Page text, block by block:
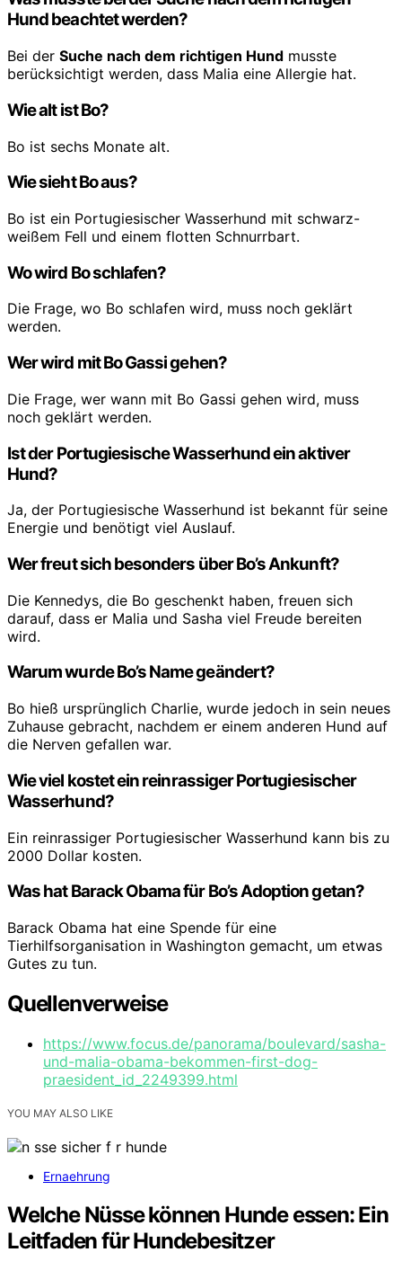
Hund beachtet werden?
Bei der Suche nach dem richtigen Hund musste
berücksichtigt werden, dass Malia eine Allergie hat.
Wie alt ist Bo?
Bo ist sechs Monate alt.
Wie sieht Bo aus?
Bo ist ein Portugiesischer Wasserhund mit schwarz-
weißem Fell und einem flotten Schnurrbart.
Wo wird Bo schlafen?
Die Frage, wo Bo schlafen wird, muss noch geklärt
werden.
Wer wird mit Bo Gassi gehen?
Die Frage, wer wann mit Bo Gassi gehen wird, muss
noch geklärt werden.
Ist der Portugiesische Wasserhund ein aktiver
Hund?
Ja, der Portugiesische Wasserhund ist bekannt für seine
Energie und benötigt viel Auslauf.
Wer freut sich besonders über Bo’s Ankunft?
Die Kennedys, die Bo geschenkt haben, freuen sich
darauf, dass er Malia und Sasha viel Freude bereiten
wird.
Warum wurde Bo’s Name geändert?
Bo hieß ursprünglich Charlie, wurde jedoch in sein neues
Zuhause gebracht, nachdem er einem anderen Hund auf
die Nerven gefallen war.
Wie viel kostet ein reinrassiger Portugiesischer
Wasserhund?
Ein reinrassiger Portugiesischer Wasserhund kann bis zu
2000 Dollar kosten.
Was hat Barack Obama für Bo’s Adoption getan?
Barack Obama hat eine Spende für eine
Tierhilfsorganisation in Washington gemacht, um etwas
Gutes zu tun.
Quellenverweise
https://www.focus.de/panorama/boulevard/sasha-
und-malia-obama-bekommen-first-dog-
praesident_id_2249399.html
YOU MAY ALSO LIKE
Ernaehrung
Welche Nüsse können Hunde essen: Ein
Leitfaden für Hundebesitzer